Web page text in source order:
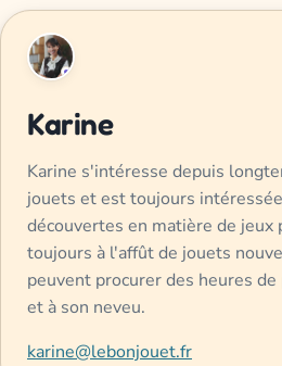
Karine
Karine s'intéresse depuis
jouets et est toujours
découvertes en matière de jeux
toujours à l'affût de jouets
peuvent procurer des heures
et à son neveu.
karine@lebonjouet.fr